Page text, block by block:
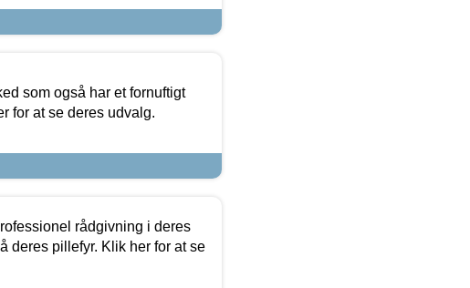
som også har et fornuftigt
for at se deres udvalg.
rådgivning i deres
deres pillefyr. Klik her for at se